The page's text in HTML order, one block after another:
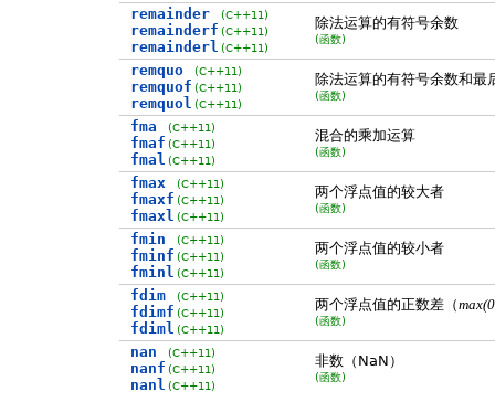
remainder
remainderf
remainderl
(C++11)
(C++11)
(C++11)
除法运算的有符号余数
(函数)
remquo
remquof
remquol
(C++11)
(C++11)
(C++11)
除法运算的有符号余数和最
(函数)
fma
fmaf
fmal
(C++11)
(C++11)
(C++11)
混合的乘加运算
(函数)
fmax
fmaxf
fmaxl
(C++11)
(C++11)
(C++11)
两个浮点值的较大者
(函数)
fmin
fminf
fminl
(C++11)
(C++11)
(C++11)
两个浮点值的较小者
(函数)
fdim
fdimf
fdiml
(C++11)
(C++11)
(C++11)
两个浮点值的正数差（
(函数)
nan
nanf
nanl
(C++11)
(C++11)
(C++11)
非数（NaN）
(函数)